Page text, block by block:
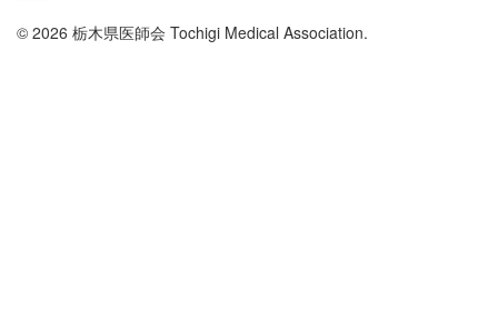
© 2026 栃木県医師会 Tochigi Medical Association.